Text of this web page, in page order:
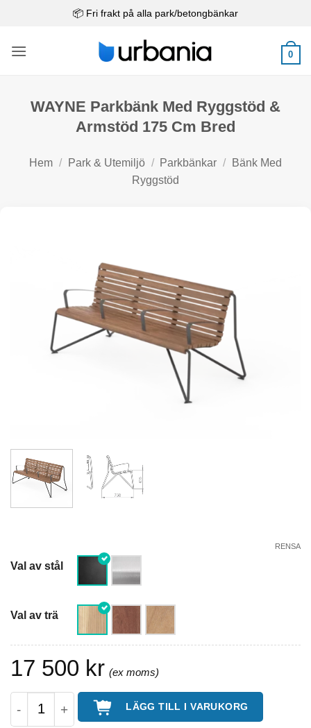
📦 Fri frakt på alla park/betongbänkar
0
WAYNE Parkbänk Med Ryggstöd &
Armstöd 175 Cm Bred
Hem / Park & Utemiljö / Parkbänkar /
Bänk Med
Ryggstöd
Val av stål
Val av trä
RENSA
17 500 kr
WAYNE Parkbänk Med Ryggstöd & Armstöd 175
LÄGG TILL I VARUKORG